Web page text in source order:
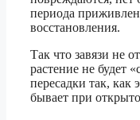
периода
восстановления.
Так что завязи не
растение не будет
пересадки так, как
бывает при